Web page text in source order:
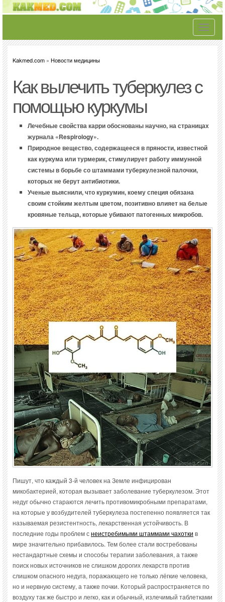
Toggle
Kakmed.com » Новости медицины
Как вылечить туберкулез с
помощью куркумы
Лечебные свойства карри обоснованы научно, на страницах
журнала «Respirology».
Природное вещество, содержащееся в пряности, известной
как куркума или турмерик, стимулирует работу иммунной
системы в борьбе со штаммами туберкулезной палочки,
которых не берут антибиотики.
Ученые выяснили, что куркумин, коему специя обязана
своим стойким желтым цветом, позитивно влияет на белые
кровяные тельца, которые убивают патогенных микробов.
Пишут, что каждый 3-й человек на Земле инфицирован
микобактерией, которая вызывает заболевание туберкулезом. Этот
недуг обычно стараются лечить противомикробными препаратами,
на которые у возбудителей туберкулеза постепенно появляется так
называемая резистентность, лекарственная устойчивость. В
последние годы проблем снеистребимыми штаммами чахотки в
мире значительно прибавилось. Тем более стали востребованы
нестандартные схемы и способы терапии заболевания, а также
поиск новых источников не слишком дорогих лекарств против
слишком опасного недуга, поражающего не только лёгкие человека,
но и нервную систему, а также почки. Который распространяется по
воздуху так же быстро и легко, как и обычный, излечимый таблетками